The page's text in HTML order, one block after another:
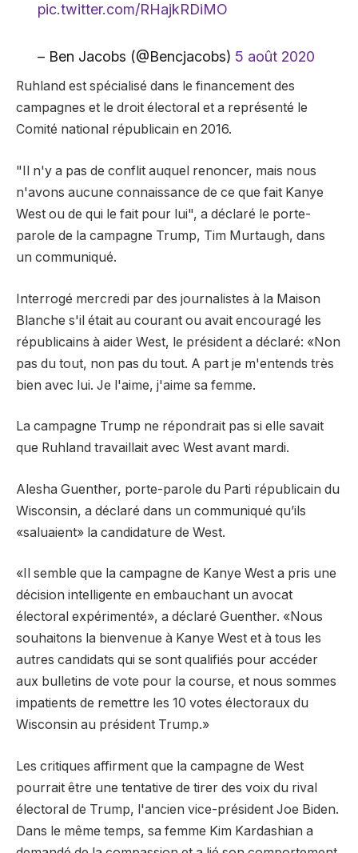
pic.twitter.com/RHajkRDiMO
– Ben Jacobs (@Bencjacobs) 5 août 2020
Ruhland est spécialisé dans le financement des
campagnes et le droit électoral et a représenté le
Comité national républicain en 2016.
"Il n'y a pas de conflit auquel renoncer, mais nous
n'avons aucune connaissance de ce que fait Kanye
West ou de qui le fait pour lui", a déclaré le porte-
parole de la campagne Trump, Tim Murtaugh, dans
un communiqué.
Interrogé mercredi par des journalistes à la Maison
Blanche s'il était au courant ou avait encouragé les
républicains à aider West, le président a déclaré: «Non
pas du tout, non pas du tout. A part je m'entends très
bien avec lui. Je l'aime, j'aime sa femme.
La campagne Trump ne répondrait pas si elle savait
que Ruhland travaillait avec West avant mardi.
Alesha Guenther, porte-parole du Parti républicain du
Wisconsin, a déclaré dans un communiqué qu’ils
«saluaient» la candidature de West.
«Il semble que la campagne de Kanye West a pris une
décision intelligente en embauchant un avocat
électoral expérimenté», a déclaré Guenther. «Nous
souhaitons la bienvenue à Kanye West et à tous les
autres candidats qui se sont qualifiés pour accéder
aux bulletins de vote pour la course, et nous sommes
impatients de remettre les 10 votes électoraux du
Wisconsin au président Trump.»
Les critiques affirment que la campagne de West
pourrait être une tentative de tirer des voix du rival
électoral de Trump, l'ancien vice-président Joe Biden.
Dans le même temps, sa femme Kim Kardashian a